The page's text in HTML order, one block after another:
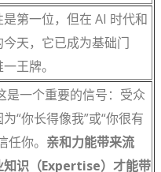
第一位，但在 AI 时代和
天，它已成为基础门
王牌。
是一个重要的信号：受众
“你长得像我”或“你很有
任你。 亲和力能带来流
知识（Expertise）才能带